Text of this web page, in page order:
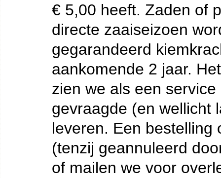
€ 5,00 heeft. Zaden of
directe zaaiseizoen
gegarandeerd
aankomende 2 jaar.
zien we als een
gevraagde (en wellicht
leveren. Een bestelling
(tenzij geannuleerd
of mailen we voor